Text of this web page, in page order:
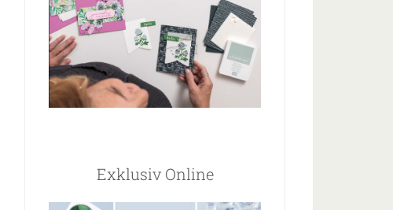
Exklusiv Online